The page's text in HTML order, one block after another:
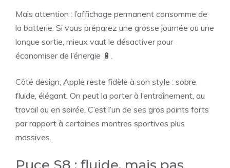
Mais attention : l’affichage permanent consomme de
la batterie. Si vous préparez une grosse journée ou une
longue sortie, mieux vaut le désactiver pour
économiser de l’énergie 🔋.
Côté design, Apple reste fidèle à son style : sobre,
fluide, élégant. On peut la porter à l’entraînement, au
travail ou en soirée. C’est l’un de ses gros points forts
par rapport à certaines montres sportives plus
massives.